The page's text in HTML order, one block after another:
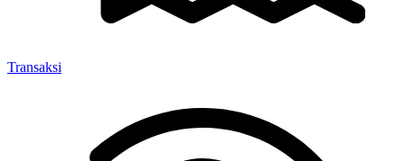
Transaksi